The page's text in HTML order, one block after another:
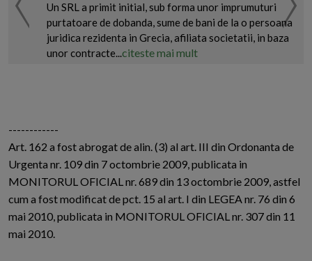
Un SRL a primit initial, sub forma unor imprumuturi
purtatoare de dobanda, sume de bani de la o persoana
juridica rezidenta in Grecia, afiliata societatii, in baza
unor contracte...citeste mai mult
------------
Art. 162 a fost abrogat de alin. (3) al art. III din Ordonanta de
Urgenta nr. 109 din 7 octombrie 2009, publicata in
MONITORUL OFICIAL nr. 689 din 13 octombrie 2009, astfel
cum a fost modificat de pct. 15 al art. I din LEGEA nr. 76 din 6
mai 2010, publicata in MONITORUL OFICIAL nr. 307 din 11
mai 2010.